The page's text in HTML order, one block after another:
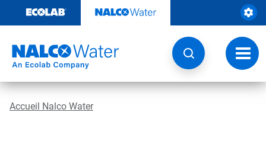
contenu
la
Accueil Nalco Water